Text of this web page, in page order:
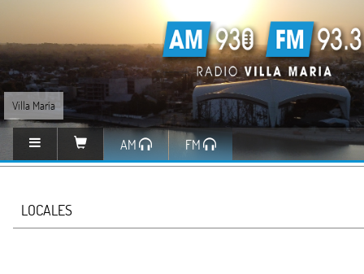
Villa María
AM FM
LOCALES